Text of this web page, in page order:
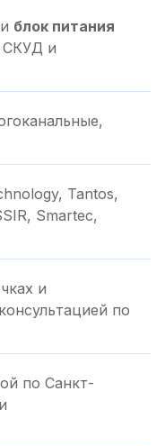
и блок питания
и
Tantos,
Smartec,
и
по
по Санкт-